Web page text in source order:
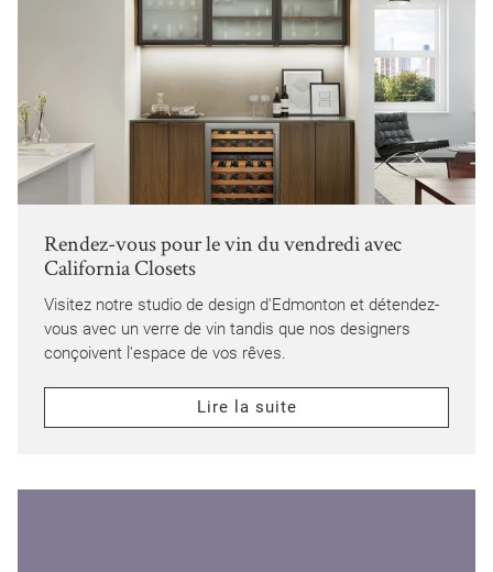
Rendez-vous pour le vin du vendredi avec
California Closets
Visitez notre studio de design d'Edmonton et détendez-
vous avec un verre de vin tandis que nos designers
conçoivent l'espace de vos rêves.
Lire la suite